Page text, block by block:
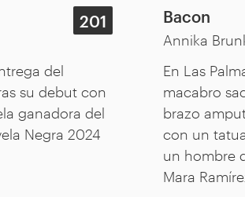
201
del
su debut con
ganadora del
Negra 2024
Bacon
Annika
En Las
macabro
brazo
con un
un hombre
Mara